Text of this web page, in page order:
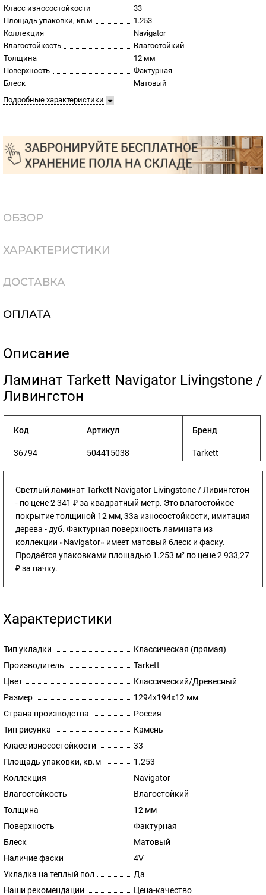
Класс износостойкости
33
Площадь упаковки, кв.м
1.253
Коллекция
Navigator
Влагостойкость
Влагостойкий
Толщина
12 мм
Поверхность
Фактурная
Блеск
Матовый
Подробные характеристики
ОБЗОР
ХАРАКТЕРИСТИКИ
ДОСТАВКА
ОПЛАТА
Описание
​Ламинат Tarkett Navigator Livingstone /
Ливингстон
Код Артикул Бренд
36794 504415038 Tarkett
Светлый ламинат Tarkett Navigator Livingstone / Ливингстон
- по цене 2 341 ₽ за квадратный метр. Это влагостойкое
покрытие толщиной 12 мм, 33а износостойкости, имитация
дерева - дуб. Фактурная поверхность ламината из
коллекции «Navigator» имеет матовый блеск и фаску.
Продаётся упаковками площадью 1.253 м² по цене 2 933,27
₽ за пачку.
Характеристики
Тип укладки
Классическая (прямая)
Производитель
Tarkett
Цвет
Классический/Древесный
Размер
1294х194х12 мм
Страна производства
Россия
Тип рисунка
Камень
Класс износостойкости
33
Площадь упаковки, кв.м
1.253
Коллекция
Navigator
Влагостойкость
Влагостойкий
Толщина
12 мм
Поверхность
Фактурная
Блеск
Матовый
Наличие фаски
4V
Укладка на теплый пол
Да
Наши рекомендации
Цена-качество